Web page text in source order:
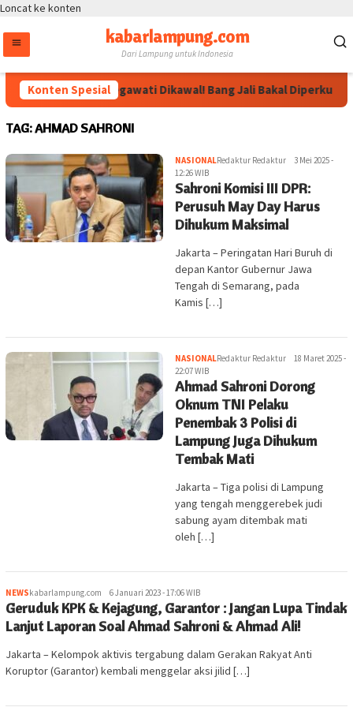
Loncat ke konten
kabarlampung.com
Dari Lampung untuk Indonesia
Konten Spesial
Arahan Megawati Dikawal! Bang Jali Bakal Diperkuat
TAG:AHMAD SAHRONI
NASIONALRedaktur Redaktur
3 Mei 2025 -
12:26 WIB
Sahroni Komisi III DPR:
Perusuh May Day Harus
Dihukum Maksimal
Jakarta – Peringatan Hari Buruh di
depan Kantor Gubernur Jawa
Tengah di Semarang, pada
Kamis […]
NASIONALRedaktur Redaktur
18 Maret 2025 -
22:07 WIB
Ahmad Sahroni Dorong
Oknum TNI Pelaku
Penembak 3 Polisi di
Lampung Juga Dihukum
Tembak Mati
Jakarta – Tiga polisi di Lampung
yang tengah menggerebek judi
sabung ayam ditembak mati
oleh […]
NEWSkabarlampung.com 6 Januari 2023 - 17:06 WIB
Geruduk KPK & Kejagung, Garantor : Jangan Lupa Tindak
Lanjut Laporan Soal Ahmad Sahroni & Ahmad Ali!
Jakarta – Kelompok aktivis tergabung dalam Gerakan Rakyat Anti
Koruptor (Garantor) kembali menggelar aksi jilid […]